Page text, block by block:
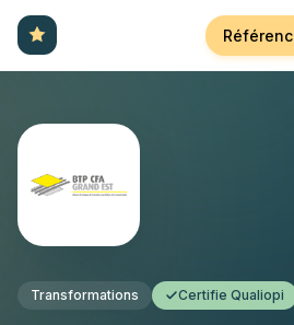
Transformations Certifie Qualiopi